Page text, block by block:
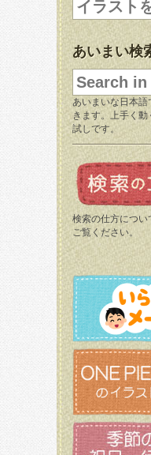
あいまい検
あいまいな日本
きます。上手く
試しです。
検索の仕方につい
ご覧ください。